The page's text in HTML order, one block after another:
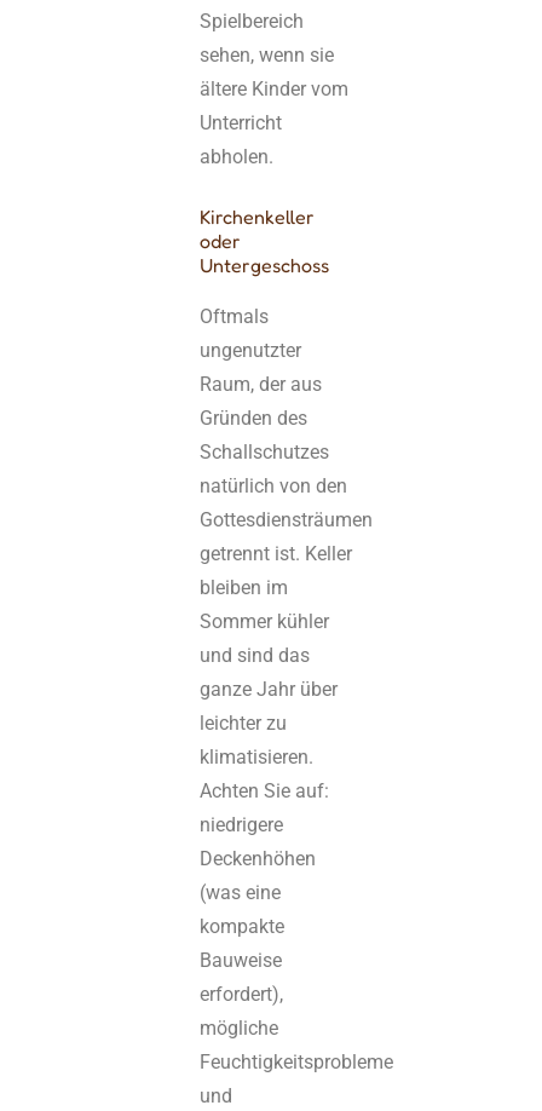
Spielbereich
sehen, wenn sie
ältere Kinder vom
Unterricht
abholen.
Kirchenkeller
oder
Untergeschoss
Oftmals
ungenutzter
Raum, der aus
Gründen des
Schallschutzes
natürlich von den
Gottesdiensträumen
getrennt ist. Keller
bleiben im
Sommer kühler
und sind das
ganze Jahr über
leichter zu
klimatisieren.
Achten Sie auf:
niedrigere
Deckenhöhen
(was eine
kompakte
Bauweise
erfordert),
mögliche
Feuchtigkeitsprobleme
und